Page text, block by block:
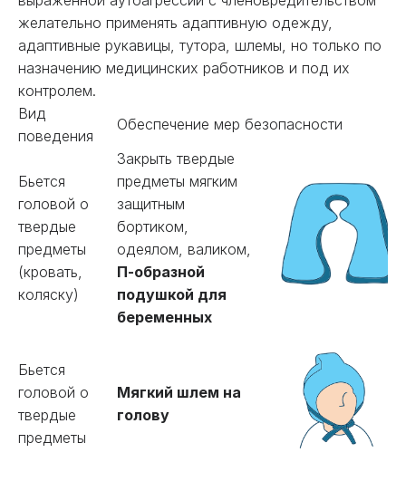
желательно применять адаптивную одежду,
адаптивные рукавицы, тутора, шлемы, но только по
назначению медицинских работников и под их
контролем.
Вид
поведения
Обеспечение мер безопасности
Бьется
головой о
твердые
предметы
(кровать,
коляску)
Закрыть твердые
предметы мягким
защитным
бортиком,
одеялом, валиком,
П-образной
подушкой для
беременных
Бьется
головой о
твердые
предметы
Мягкий шлем на
голову